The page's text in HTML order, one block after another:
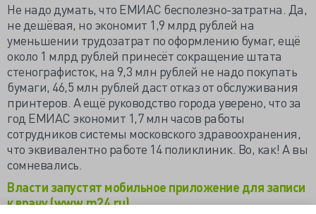
Не надо думать, что ЕМИАС бесполезно-затратна. Да,
не дешёвая, но экономит 1,9 млрд рублей на
уменьшении трудозатрат по оформлению бумаг, ещё
около 1 млрд рублей принесёт сокращение штата
стенографисток, на 9,3 млн рублей не надо покупать
бумаги, 46,5 млн рублей даст отказ от обслуживания
принтеров. А ещё руководство города уверено, что за
год ЕМИАС экономит 1,7 млн часов работы
сотрудников системы московского здравоохранения,
что эквивалентно работе 14 поликлиник. Во, как! А вы
сомневались.
Власти запустят мобильное приложение для записи
к врачу (www.m24.ru)